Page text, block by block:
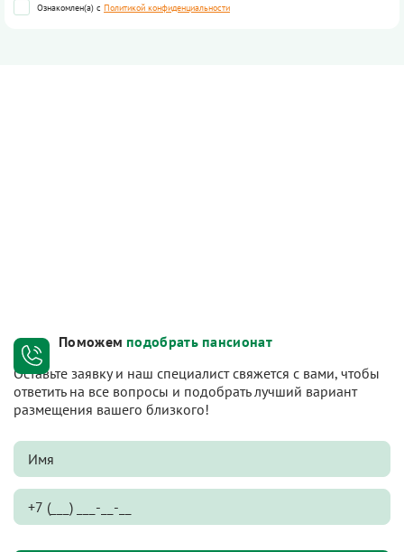
Ознакомлен(а) с Политикой конфиденциальности
Поможем подобрать пансионат
Оставьте заявку и наш специалист свяжется с вами, чтобы
ответить на все вопросы и подобрать лучший вариант
размещения вашего близкого!